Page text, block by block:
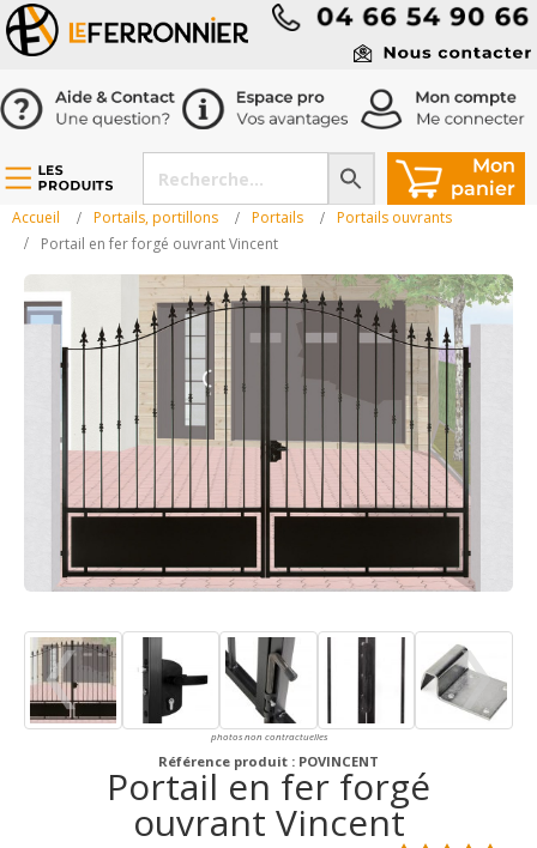
Accueil Portails, portillons Portails
Portails ouvrants
Portail en fer forgé ouvrant Vincent
photos non contractuelles
Référence produit : POVINCENT
Portail en fer forgé
ouvrant Vincent